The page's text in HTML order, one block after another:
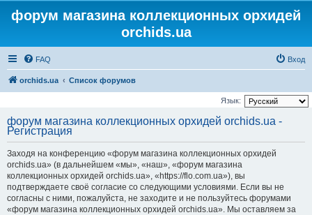
форум магазина коллекционных орхидей
orchids.ua
FAQ Вход
orchids.ua Список форумов
Язык:
форум магазина коллекционных орхидей orchids.ua -
Регистрация
Заходя на конференцию «форум магазина коллекционных орхидей
orchids.ua» (в дальнейшем «мы», «наш», «форум магазина
коллекционных орхидей orchids.ua», «https://flo.com.ua»), вы
подтверждаете своё согласие со следующими условиями. Если вы не
согласны с ними, пожалуйста, не заходите и не пользуйтесь форумами
«форум магазина коллекционных орхидей orchids.ua». Мы оставляем за